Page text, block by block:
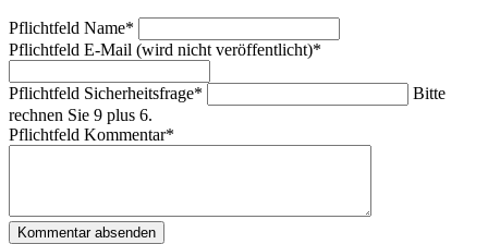
Pflichtfeld Name*
Pflichtfeld E-Mail (wird nicht veröffentlicht)*
Pflichtfeld Sicherheitsfrage*
Bitte
rechnen Sie 9 plus 6.
Pflichtfeld Kommentar*
Kommentar absenden